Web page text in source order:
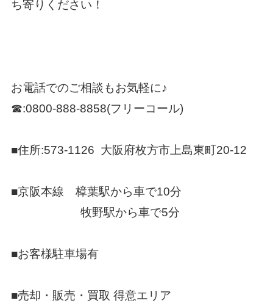
ち寄りください！
お電話でのご相談もお気軽に♪
☎:0800-888-8858(フリーコール)
■住所:573-1126 大阪府枚方市上島東町20-12
■京阪本線 樟葉駅から車で10分
牧野駅から車で5分
■お客様駐車場有
■売却・販売・買取 得意エリア